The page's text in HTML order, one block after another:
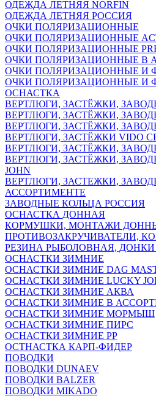
ОДЕЖДА ЛЕТНЯЯ NORFIN
ОДЕЖДА ЛЕТНЯЯ РОССИЯ
ОЧКИ ПОЛЯРИЗАЦИОННЫЕ
ОЧКИ ПОЛЯРИЗАЦИОННЫЕ
ОЧКИ ПОЛЯРИЗАЦИОННЫЕ
ОЧКИ ПОЛЯРИЗАЦИОННЫЕ В
ОЧКИ ПОЛЯРИЗАЦИОННЫЕ И
ОЧКИ ПОЛЯРИЗАЦИОННЫЕ И
ОСНАСТКА
ВЕРТЛЮГИ, ЗАСТЁЖКИ,
ВЕРТЛЮГИ, ЗАСТЁЖКИ,
ВЕРТЛЮГИ, ЗАСТЁЖКИ,
ВЕРТЛЮГИ, ЗАСТЁЖКИ VIDO
ВЕРТЛЮГИ, ЗАСТЁЖКИ,
ВЕРТЛЮГИ, ЗАСТЁЖКИ,
JOHN
ВЕРТЛЮГИ, ЗАСТЕЖКИ,
АССОРТИМЕНТЕ
ЗАВОДНЫЕ КОЛЬЦА РОССИЯ
ОСНАСТКА ДОННАЯ
КОРМУШКИ, МОНТАЖИ
ПРОТИВОЗАКРУЧИВАТЕЛИ,
РЕЗИНА РЫБОЛОВНАЯ,
ОСНАСТКИ ЗИМНИЕ
ОСНАСТКИ ЗИМНИЕ DAG
ОСНАСТКИ ЗИМНИЕ LUCKY
ОСНАСТКИ ЗИМНИЕ АКВА
ОСНАСТКИ ЗИМНИЕ В
ОСНАСТКИ ЗИМНИЕ МОРМЫШ
ОСНАСТКИ ЗИМНИЕ ПИРС
ОСНАСТКИ ЗИМНИЕ РР
ОСТНАСТКА КАРП-ФИДЕР
ПОВОДКИ
ПОВОДКИ DUNAEV
ПОВОДКИ BALZER
ПОВОДКИ MIKADO